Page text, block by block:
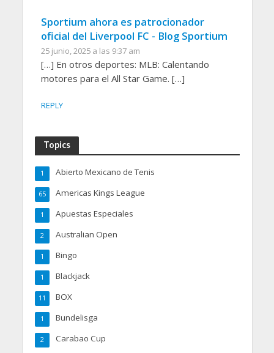
Sportium ahora es patrocionador
oficial del Liverpool FC - Blog Sportium
25 junio, 2025 a las 9:37 am
[…] En otros deportes: MLB: Calentando
motores para el All Star Game. […]
REPLY
Topics
Abierto Mexicano de Tenis
1
Americas Kings League
65
Apuestas Especiales
1
Australian Open
2
Bingo
1
Blackjack
1
BOX
11
Bundelisga
1
Carabao Cup
2